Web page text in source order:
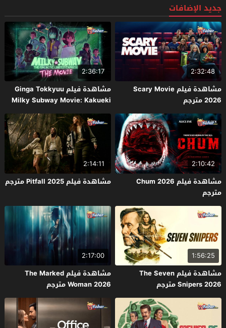
جديد الإضافات
2:32:48
مشاهدة فيلم Scary Movie
2026 مترجم
2:36:17
مشاهدة فيلم Ginga Tokkyuu
Milky Subway Movie: Kakueki
Teisha Gekijou Yuki 2026 مترجم
2:10:42
مشاهدة فيلم Chum 2026
مترجم
2:14:11
مشاهدة فيلم Pitfall 2025 مترجم
1:56:25
مشاهدة فيلم The Seven
Snipers 2026 مترجم
2:17:00
مشاهدة فيلم The Marked
Woman 2026 مترجم